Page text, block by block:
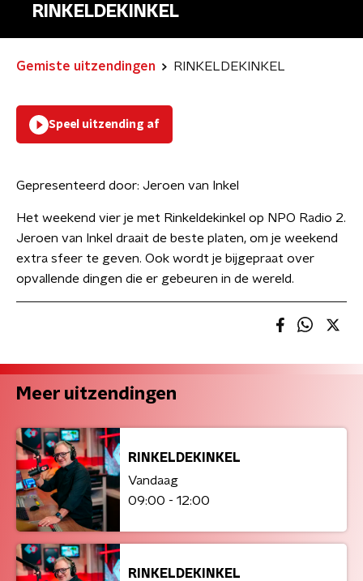
RINKELDEKINKEL
Gemiste uitzendingen RINKELDEKINKEL
Speel uitzending af
Gepresenteerd door: Jeroen van Inkel
Het weekend vier je met Rinkeldekinkel op NPO Radio 2.
Jeroen van Inkel draait de beste platen, om je weekend
extra sfeer te geven. Ook wordt je bijgepraat over
opvallende dingen die er gebeuren in de wereld.
Meer uitzendingen
RINKELDEKINKEL
Vandaag
09:00 - 12:00
RINKELDEKINKEL